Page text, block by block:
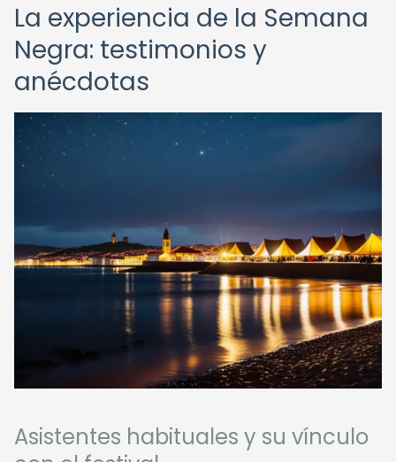
La experiencia de la Semana
Negra: testimonios y
anécdotas
Asistentes habituales y su vínculo